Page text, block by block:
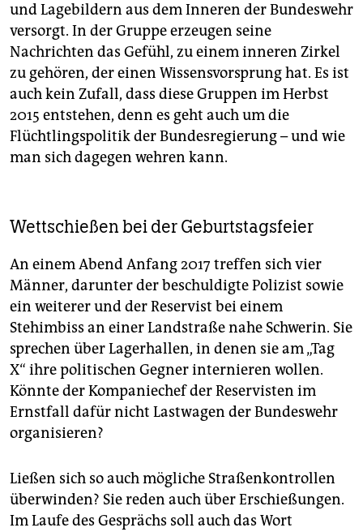
und Lagebildern aus dem Inneren der Bundeswehr
versorgt. In der Gruppe erzeugen seine
Nachrichten das Gefühl, zu einem inneren Zirkel
zu gehören, der einen Wissensvorsprung hat. Es ist
auch kein Zufall, dass diese Gruppen im Herbst
2015 entstehen, denn es geht auch um die
Flüchtlingspolitik der Bundesregierung – und wie
man sich dagegen wehren kann.
Wettschießen bei der Geburtstagsfeier
An einem Abend Anfang 2017 treffen sich vier
Männer, darunter der beschuldigte Polizist sowie
ein weiterer und der Reservist bei einem
Stehimbiss an einer Landstraße nahe Schwerin. Sie
sprechen über Lagerhallen, in denen sie am „Tag
X“ ihre politischen Gegner internieren wollen.
Könnte der Kompaniechef der Reservisten im
Ernstfall dafür nicht Lastwagen der Bundeswehr
organisieren?
Ließen sich so auch mögliche Straßenkontrollen
überwinden? Sie reden auch über Erschießungen.
Im Laufe des Gesprächs soll auch das Wort